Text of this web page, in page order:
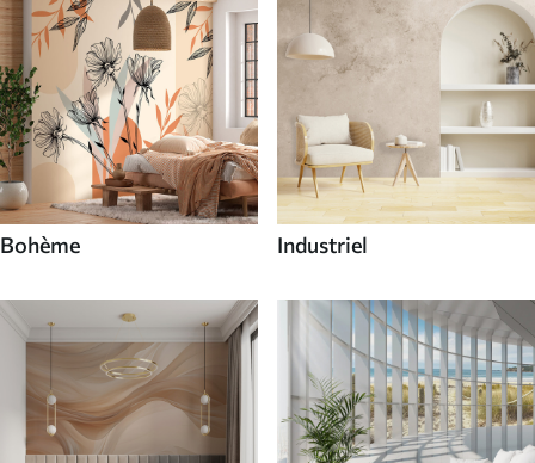
Bohème Industriel